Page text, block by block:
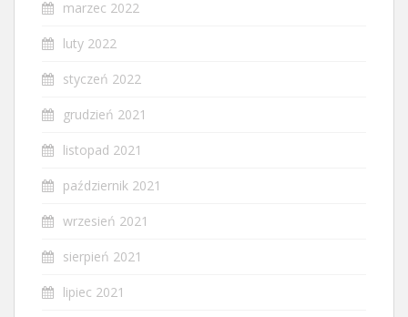
marzec 2022
luty 2022
styczeń 2022
grudzień 2021
listopad 2021
październik 2021
wrzesień 2021
sierpień 2021
lipiec 2021